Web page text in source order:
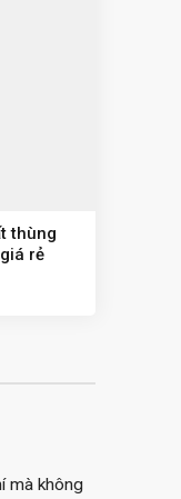
thùng
rẻ
mà không